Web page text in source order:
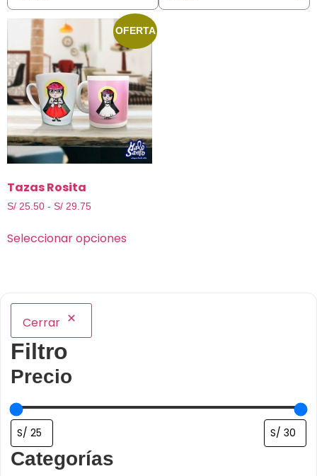
OFERTA
Tazas Rosita
S/ 25.50 - S/ 29.75
Seleccionar opciones
Cerrar
Filtro
Precio
Categorías